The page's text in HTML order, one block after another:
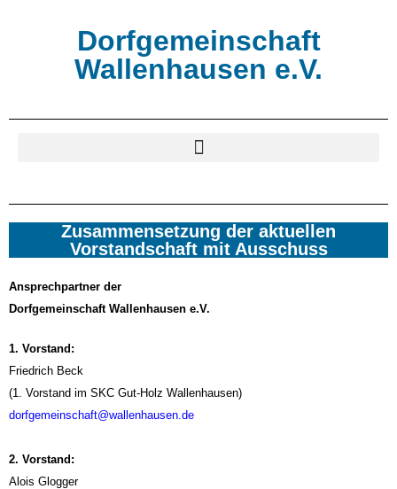
Dorfgemeinschaft
Wallenhausen e.V.
Zusammensetzung der aktuellen
Vorstandschaft mit Ausschuss
Ansprechpartner der
Dorfgemeinschaft Wallenhausen e.V.
1. Vorstand:
Friedrich Beck
(1. Vorstand im SKC Gut-Holz Wallenhausen)
dorfgemeinschaft@wallenhausen.de
2. Vorstand:
Alois Glogger